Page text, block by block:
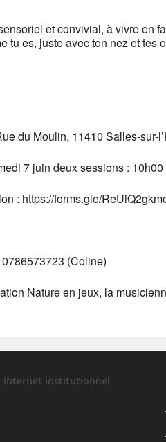
et convivial, à vivre en
tu es, juste avec ton nez et tes
du Moulin, 11410 Salles-sur-
7 juin deux sessions :
: https://forms.gle/
(Coline)
Nature en jeux, la
internet institutionnel